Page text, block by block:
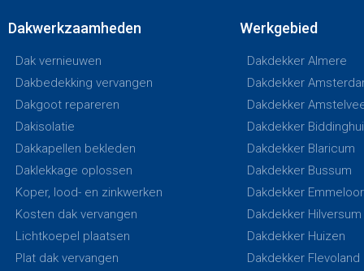
Dakwerkzaamheden
Dak vernieuwen
Dakbedekking vervangen
Dakgoot repareren
Dakisolatie
Dakkapellen bekleden
Daklekkage oplossen
Koper, lood- en zinkwerken
Kosten dak vervangen
Lichtkoepel plaatsen
Plat dak vervangen
Werkgebied
Dakdekker Almere
Dakdekker
Dakdekker
Dakdekker
Dakdekker Blaricum
Dakdekker Bussum
Dakdekker
Dakdekker Hilversum
Dakdekker Huizen
Dakdekker Flevoland